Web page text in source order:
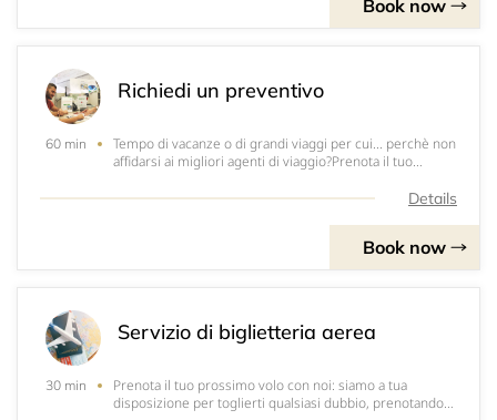
Book now
Richiedi un preventivo
60 min
Tempo di vacanze o di grandi viaggi per cui... perchè non
affidarsi ai migliori agenti di viaggio?Prenota il tuo
soluzione perfetta per la tua idea di viaggio!
Details
Book now
Servizio di biglietteria aerea
30 min
Prenota il tuo prossimo volo con noi: siamo a tua
disposizione per toglierti qualsiasi dubbio, prenotando